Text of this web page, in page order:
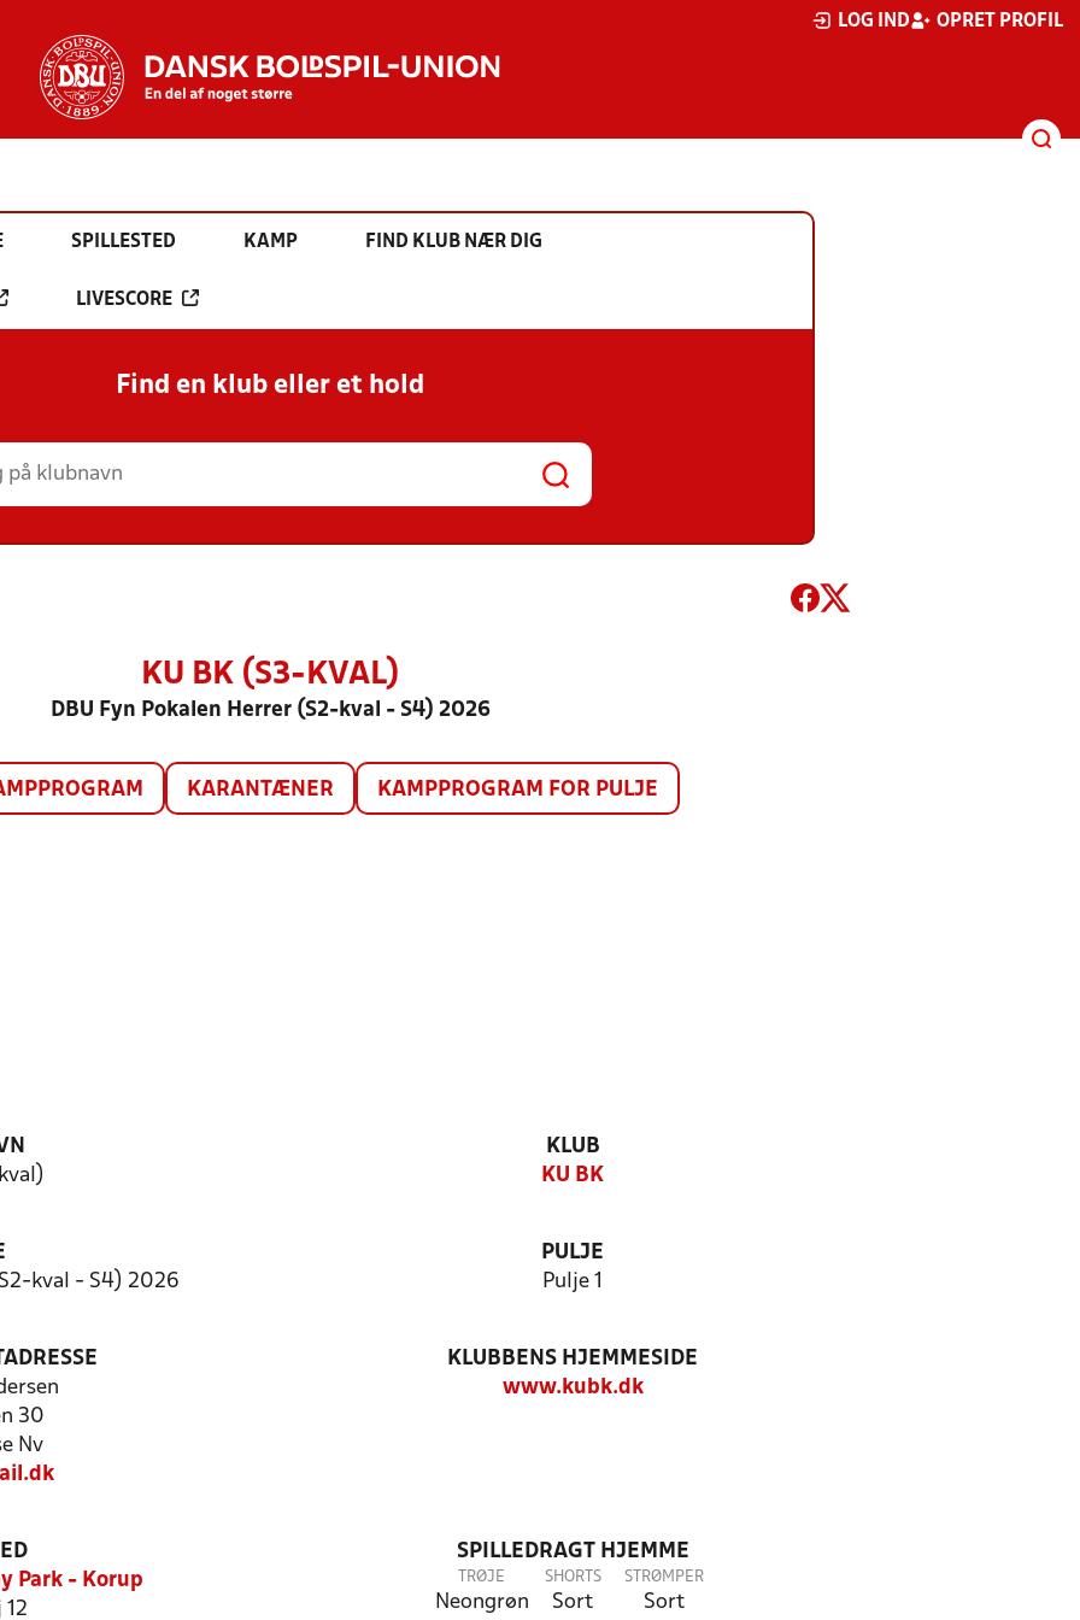
LOG IND OPRET PROFIL
SPILLESTED KAMP FIND KLUB NÆR DIG
LIVESCORE
Find en klub eller et hold
KU BK (S3-KVAL)
DBU Fyn Pokalen Herrer (S2-kval - S4) 2026
KARANTÆNER KAMPPROGRAM FOR PULJE
KLUB
KU BK
kval - S4) 2026
PULJE
Pulje 1
30
Nv
KLUBBENS HJEMMESIDE
www.kubk.dk
Park - Korup
SPILLEDRAGT HJEMME
TRØJE
Neongrøn
SHORTS
Sort
STRØMPER
Sort